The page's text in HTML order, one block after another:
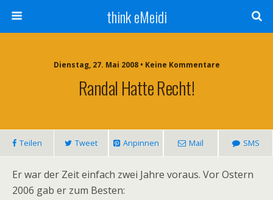
think eMeidi
Dienstag, 27. Mai 2008 • Keine Kommentare
Randal Hatte Recht!
Teilen Tweet Anpinnen Mail SMS
Er war der Zeit einfach zwei Jahre voraus. Vor Ostern
2006 gab er zum Besten: